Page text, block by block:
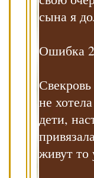
сына я
Ошибка
не
дети,
живут то